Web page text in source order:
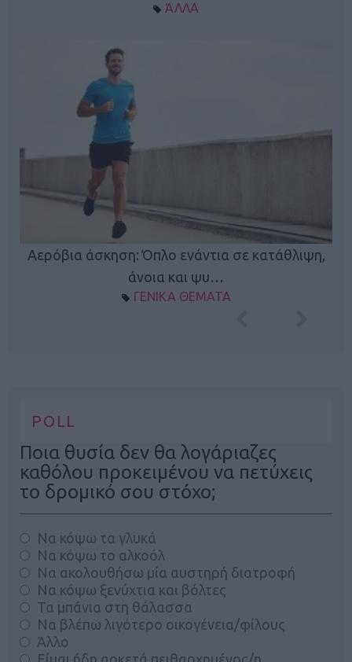
ΆΛΛΑ
Αερόβια άσκηση: Όπλο ενάντια σε κατάθλιψη,
άνοια και ψυ…
ΓΕΝΙΚΑ ΘΕΜΑΤΑ
POLL
Ποια θυσία δεν θα λογάριαζες
καθόλου προκειμένου να πετύχεις
το δρομικό σου στόχο;
Να κόψω τα γλυκά
Να κόψω το αλκοόλ
Να ακολουθήσω μία αυστηρή διατροφή
Να κόψω ξενύχτια και βόλτες
Τα μπάνια στη θάλασσα
Να βλέπω λιγότερο οικογένεια/φίλους
Άλλο